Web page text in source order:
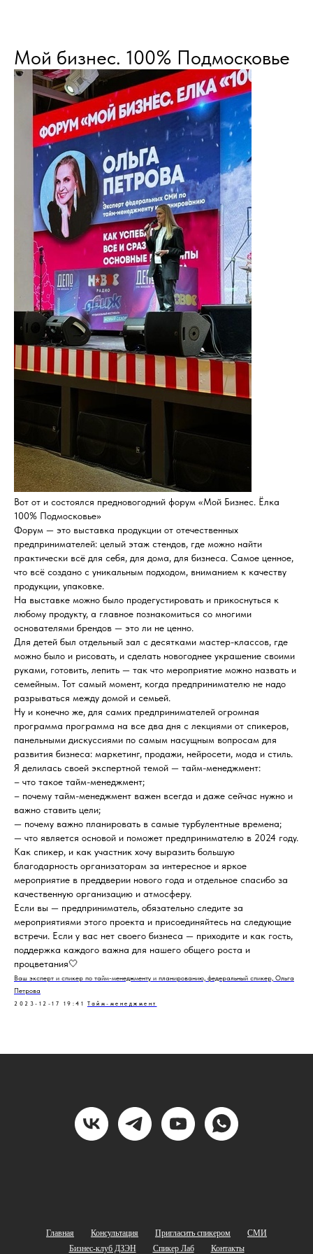
Мой бизнес. 100% Подмосковье
Вот от и состоялся предновогодний форум «Мой Бизнес. Ёлка
100% Подмосковье»
Форум — это выставка продукции от отечественных
предпринимателей: целый этаж стендов, где можно найти
практически всё для себя, для дома, для бизнеса. Самое ценное,
что всё создано с уникальным подходом, вниманием к качеству
продукции, упаковке.
На выставке можно было продегустировать и прикоснуться к
любому продукту, а главное познакомиться со многими
основателями брендов — это ли не ценно.
Для детей был отдельный зал с десятками мастер-классов, где
можно было и рисовать, и сделать новогоднее украшение своими
руками, готовить, лепить — так что мероприятие можно назвать и
семейным. Тот самый момент, когда предпринимателю не надо
разрываться между домой и семьей.
Ну и конечно же, для самих предпринимателей огромная
программа программа на все два дня с лекциями от спикеров,
панельными дискуссиями по самым насущным вопросам для
развития бизнеса: маркетинг, продажи, нейросети, мода и стиль.
Я делилась своей экспертной темой — тайм-менеджмент:
– что такое тайм-менеджмент;
– почему тайм-менеджмент важен всегда и даже сейчас нужно и
важно ставить цели;
— почему важно планировать в самые турбулентные времена;
— что является основой и поможет предпринимателю в 2024 году.
Как спикер, и как участник хочу выразить большую
благодарность организаторам за интересное и яркое
мероприятие в преддверии нового года и отдельное спасибо за
качественную организацию и атмосферу.
Если вы — предприниматель, обязательно следите за
мероприятиями этого проекта и присоединяйтесь на следующие
встречи. Если у вас нет своего бизнеса — приходите и как гость,
поддержка каждого важна для нашего общего роста и
процветания🤍
Ваш эксперт и спикер по тайм-менеджменту и планированию, федеральный спикер, Ольга
Петрова
2023-12-17 19:41 Тайм-менеджмент
Главная Консультация Пригласить спикером
СМИ
Бизнес-клуб ДЗЭН
Спикер Лаб Контакты